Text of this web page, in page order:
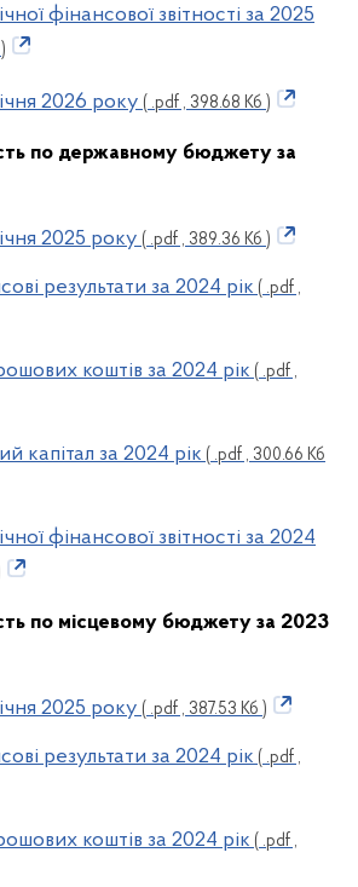
фінансової звітності за 2025
2026 року ( .pdf , 398.68 Кб )
по державному бюджету за
2025 року ( .pdf , 389.36 Кб )
результати за 2024 рік ( .pdf ,
коштів за 2024 рік ( .pdf ,
капітал за 2024 рік ( .pdf , 300.66 Кб
фінансової звітності за 2024
по місцевому бюджету за 2023
2025 року ( .pdf , 387.53 Кб )
результати за 2024 рік ( .pdf ,
коштів за 2024 рік ( .pdf ,